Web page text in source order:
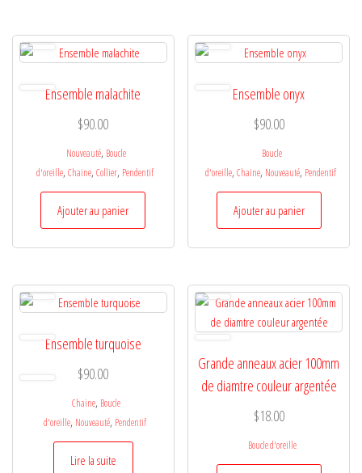
Ensemble malachite
$90.00
Nouveauté, Boucle
d'oreille, Chaine, Collier, Pendentif
Ajouter au panier
Ensemble onyx
$90.00
Boucle
d'oreille, Chaine, Nouveauté, Pendentif
Ajouter au panier
Ensemble turquoise
$90.00
Chaine, Boucle
d'oreille, Nouveauté, Pendentif
Lire la suite
Grande anneaux acier 100mm
de diamtre couleur argentée
$18.00
Boucle d'oreille